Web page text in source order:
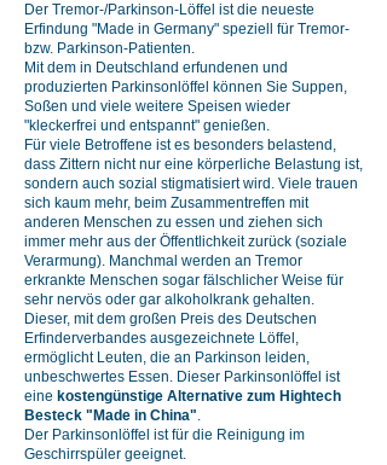
Der Tremor-/Parkinson-Löffel ist die neueste
Erfindung "Made in Germany" speziell für Tremor-
bzw. Parkinson-Patienten.
Mit dem in Deutschland erfundenen und
produzierten Parkinsonlöffel können Sie Suppen,
Soßen und viele weitere Speisen wieder
"kleckerfrei und entspannt" genießen.​
Für viele Betroffene ist es besonders belastend,
dass Zittern nicht nur eine körperliche Belastung ist,
sondern auch sozial stigmatisiert wird. Viele trauen
sich kaum mehr, beim Zusammentreffen mit
anderen Menschen zu essen und ziehen sich
immer mehr aus der Öffentlichkeit zurück (soziale
Verarmung). Manchmal werden an Tremor
erkrankte Menschen sogar fälschlicher Weise für
sehr nervös oder gar alkoholkrank gehalten.
Dieser, mit dem großen Preis des Deutschen
Erfinderverbandes ausgezeichnete Löffel,
ermöglicht Leuten, die an Parkinson leiden,
unbeschwertes Essen. Dieser Parkinsonlöffel ist
eine kostengünstige Alternative zum Hightech
Besteck "Made in China".
Der Parkinsonlöffel ist für die Reinigung im
Geschirrspüler geeignet.